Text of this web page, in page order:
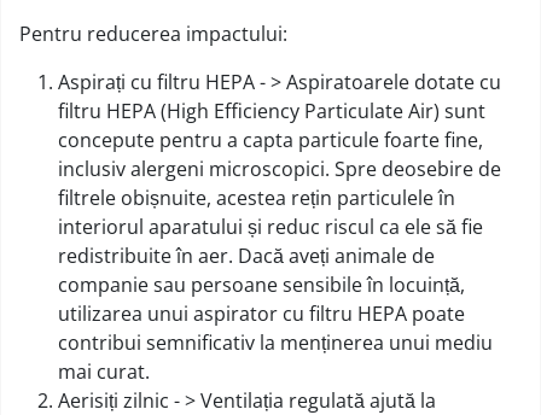
Pentru reducerea impactului:
Aspirați cu filtru HEPA - > Aspiratoarele dotate cu
filtru HEPA (High Efficiency Particulate Air) sunt
concepute pentru a capta particule foarte fine,
inclusiv alergeni microscopici. Spre deosebire de
filtrele obișnuite, acestea rețin particulele în
interiorul aparatului și reduc riscul ca ele să fie
redistribuite în aer. Dacă aveți animale de
companie sau persoane sensibile în locuință,
utilizarea unui aspirator cu filtru HEPA poate
contribui semnificativ la menținerea unui mediu
mai curat.
Aerisiți zilnic - > Ventilația regulată ajută la